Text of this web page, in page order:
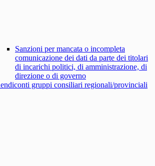
Sanzioni per mancata o incompleta
comunicazione dei dati da parte dei titolari
di incarichi politici, di amministrazione, di
direzione o di governo
gruppi consiliari regionali/provinciali